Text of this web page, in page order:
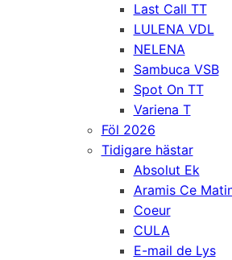
Last Call TT
LULENA VDL
NELENA
Sambuca VSB
Spot On TT
Variena T
Föl 2026
Tidigare hästar
Absolut Ek
Aramis Ce
Coeur
CULA
E-mail de Lys